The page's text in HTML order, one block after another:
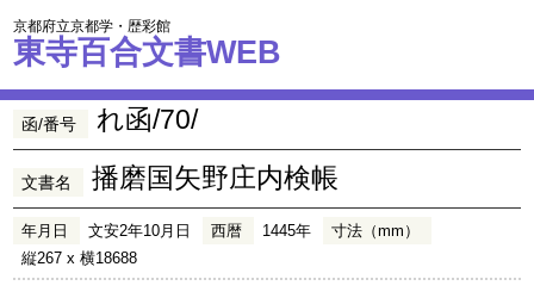
京都府立京都学・歴彩館
東寺百合文書WEB
函/番号 れ函/70/
文書名 播磨国矢野庄内検帳
年月日 文安2年10月日 西暦 1445年
寸法（mm）
縦267 x 横18688